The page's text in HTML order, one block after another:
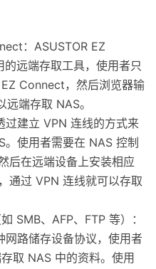
：ASUSTOR EZ
远端存取工具，使用者只
Connect，然后浏览器输
端存取 NAS。
过建立 VPN 连线的方式来
使用者需要在 NAS 控制
后在远端设备上安装相应
通过 VPN 连线就可以存取
SMB、AFP、FTP 等）：
网路储存设备协议，使用者
取 NAS 中的资料。使用